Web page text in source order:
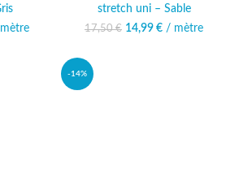
était :
Le prix
stretch uni – Sable
17,50€
Le prix initial était :
14,99 €
Le prix
/ mètre
-14%